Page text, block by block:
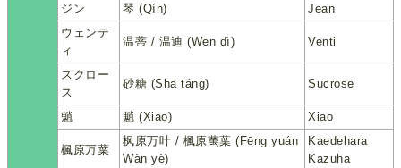
ジン 琴 (Qín)
Jean
ウェンテ
ィ
温蒂 / 温迪 (Wēn dì) Venti
スクロー
ス
砂糖 (Shā táng) Sucrose
魈 魈 (Xiāo) Xiao
楓原万葉
枫原万叶 / 楓原萬葉 (Fēng yuán
Wàn yè)
Kaedehara
Kazuha